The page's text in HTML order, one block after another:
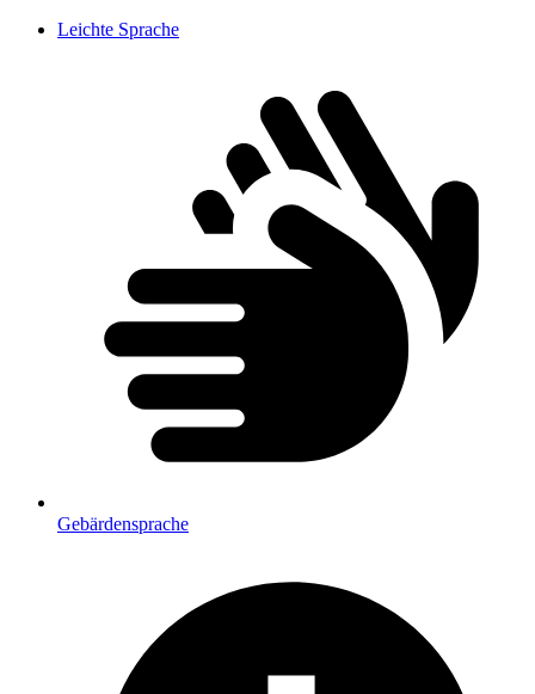
Leichte Sprache
Gebärdensprache